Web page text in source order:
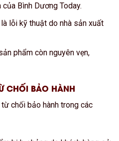
Bình Dương Today.
lỗi kỹ thuật do nhà sản xuất
phẩm còn nguyên vẹn,
CHỐI BẢO HÀNH
chối bảo hành trong các